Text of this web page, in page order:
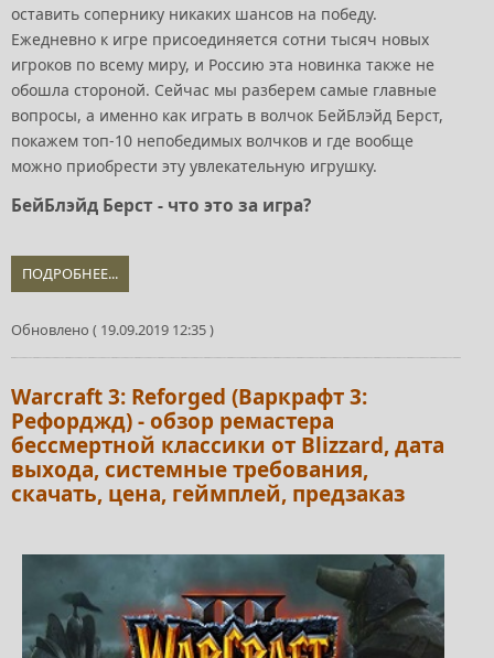
оставить сопернику никаких шансов на победу.
Ежедневно к игре присоединяется сотни тысяч новых
игроков по всему миру, и Россию эта новинка также не
обошла стороной. Сейчас мы разберем самые главные
вопросы, а именно как играть в волчок БейБлэйд Берст,
покажем топ-10 непобедимых волчков и где вообще
можно приобрести эту увлекательную игрушку.
БейБлэйд Берст - что это за игра?
ПОДРОБНЕЕ...
Обновлено ( 19.09.2019 12:35 )
Warcraft 3: Reforged (Варкрафт 3:
Рефорджд) - обзор ремастера
бессмертной классики от Blizzard, дата
выхода, системные требования,
скачать, цена, геймплей, предзаказ